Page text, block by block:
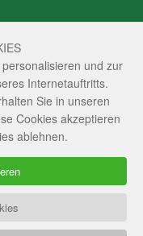
und zur
Internetauftritts.
Sie in unseren
Cookies akzeptieren
ablehnen.